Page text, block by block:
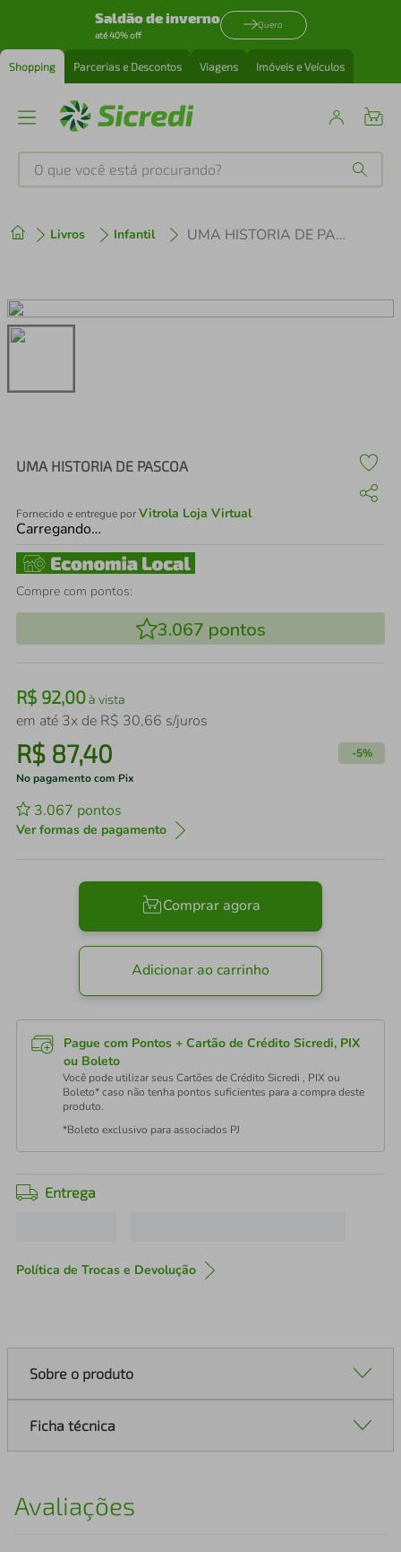
Saldão de inverno
até 40% off
Quero
Shopping Parcerias e Descontos Viagens Imóveis e Veículos
O que você está procurando?
Livros Infantil UMA HISTORIA DE PASCOA
UMA HISTORIA DE PASCOA
Fornecido e entregue porVitrola Loja Virtual
Carregando…
Compre com pontos:
3.067 pontos
R$ 92,00à vista
em até 3x de R$ 30,66 s/juros
R$ 87,40 -5%
No pagamento com Pix
3.067 pontos
Ver formas de pagamento
Comprar agora
Adicionar ao carrinho
Pague com Pontos + Cartão de Crédito Sicredi, PIX
ou Boleto
Você pode utilizar seus Cartões de Crédito Sicredi , PIX ou
Boleto* caso não tenha pontos suficientes para a compra deste
produto.
*Boleto exclusivo para associados PJ
Entrega
Política de Trocas e Devolução
Sobre o produto
Ficha técnica
Avaliações
2º cafeteira